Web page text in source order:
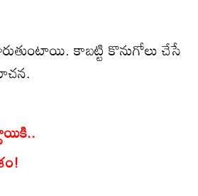
కాబట్టి కొనుగోలు చేసే